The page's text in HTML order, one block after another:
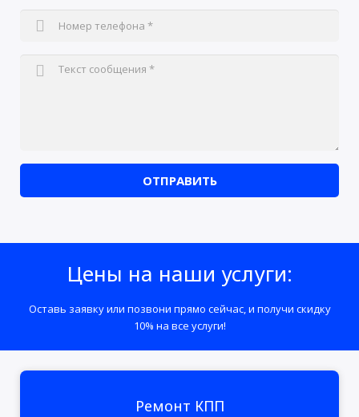
ОТПРАВИТЬ
Цены на наши услуги:
Оставь заявку или позвони прямо сейчас, и получи скидку
10% на все услуги!
Ремонт КПП